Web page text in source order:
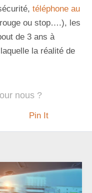
téléphone au
ou stop….), les
de 3 ans à
la réalité de
nous ?
Pin It